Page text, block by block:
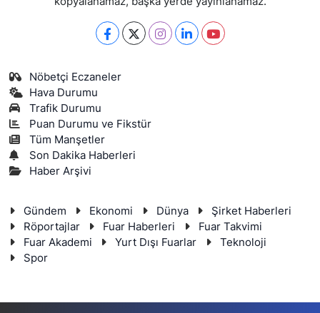
Nöbetçi Eczaneler
Hava Durumu
Trafik Durumu
Puan Durumu ve Fikstür
Tüm Manşetler
Son Dakika Haberleri
Haber Arşivi
Gündem Ekonomi Dünya
Şirket Haberleri
Röportajlar
Fuar Haberleri
Fuar Takvimi
Fuar Akademi
Yurt Dışı Fuarlar
Teknoloji
Spor